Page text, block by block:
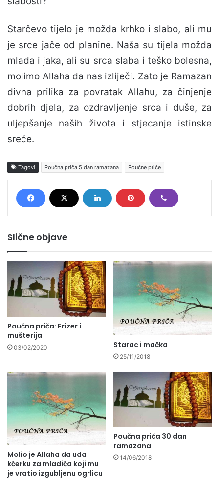
Starčevo tijelo je možda krhko i slabo, ali mu
je srce jače od planine. Naša su tijela možda
mlada i jaka, ali su srca slaba i teško bolesna,
molimo Allaha da nas izliječi. Zato je Ramazan
divna prilika za povratak Allahu, za činjenje
dobrih djela, za ozdravljenje srca i duše, za
uljepšanje naših života i stjecanje istinske
sreće.
Tagovi Poučna priča 5 dan ramazana Poučne priče
Slične objave
Poučna priča: Frizer i
mušterija
03/02/2020 Starac i mačka
25/11/2018
Molio je Allaha da uda
kćerku za mladića koji mu
je vratio izgubljenu ogrlicu
Poučna priča 30 dan
ramazana
14/06/2018